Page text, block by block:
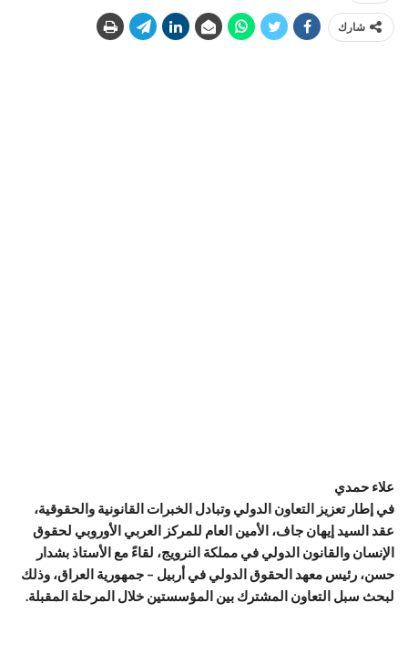
شارك
علاء حمدي
في إطار تعزيز التعاون الدولي وتبادل الخبرات القانونية والحقوقية،
عقد السيد إيهان جاف، الأمين العام للمركز العربي الأوروبي لحقوق
الإنسان والقانون الدولي في مملكة النرويج، لقاءً مع الأستاذ بشدار
حسن، رئيس معهد الحقوق الدولي في أربيل – جمهورية العراق، وذلك
لبحث سبل التعاون المشترك بين المؤسستين خلال المرحلة المقبلة.